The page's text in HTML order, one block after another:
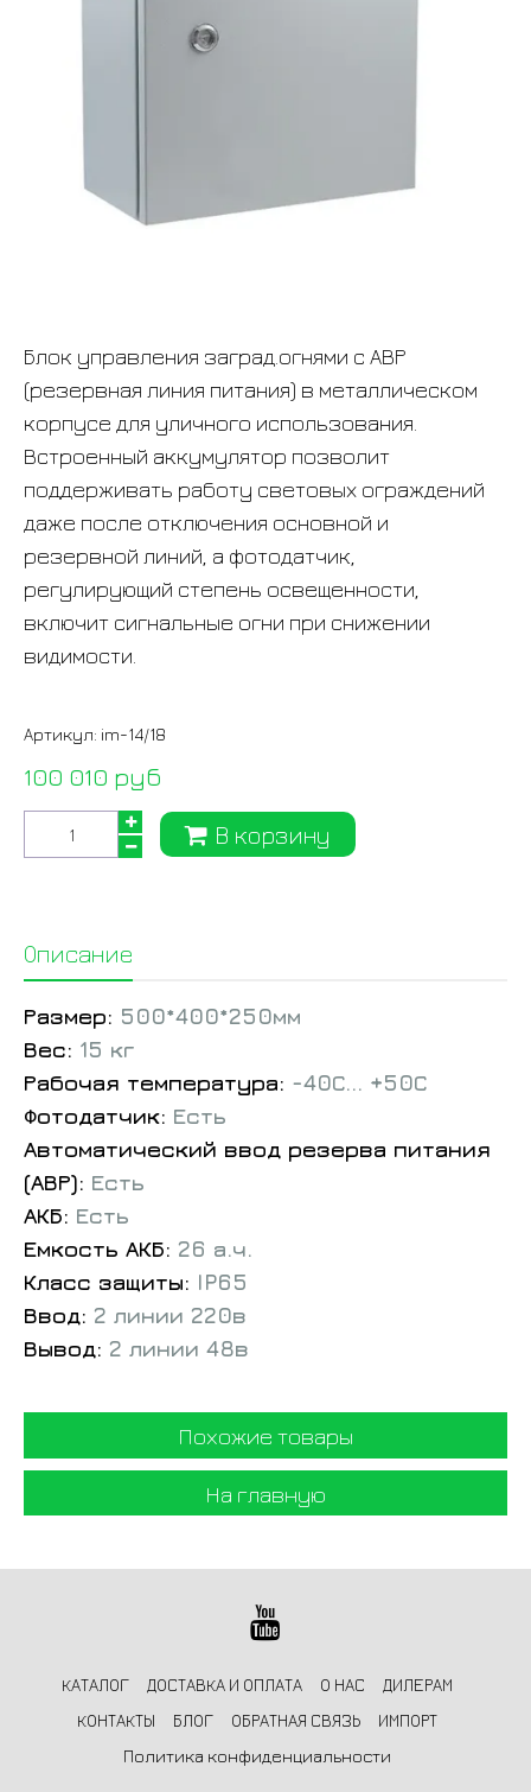
Блок управления заград.огнями с АВР
(резервная линия питания) в металлическом
корпусе для уличного использования.
Встроенный аккумулятор позволит
поддерживать работу световых ограждений
даже после отключения основной и
резервной линий, а фотодатчик,
регулирующий степень освещенности,
включит сигнальные огни при снижении
видимости.
Артикул: im-14/18
100 010 руб
В корзину
Описание
Размер: 500*400*250мм
Вес: 15 кг
Рабочая температура: -40С... +50С
Фотодатчик: Есть
Автоматический ввод резерва питания
(АВР): Есть
АКБ: Есть
Емкость АКБ: 26 а.ч.
Класс защиты: IP65
Ввод: 2 линии 220в
Вывод: 2 линии 48в
Похожие товары
На главную
КАТАЛОГ ДОСТАВКА И ОПЛАТА О НАС
ДИЛЕРАМ
КОНТАКТЫ
БЛОГ ОБРАТНАЯ СВЯЗЬ
ИМПОРТ
Политика конфиденциальности